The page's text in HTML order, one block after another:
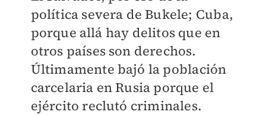
política severa de Bukele; Cuba,
porque allá hay delitos que en
otros países son derechos.
Últimamente bajó la población
carcelaria en Rusia porque el
ejército reclutó criminales.